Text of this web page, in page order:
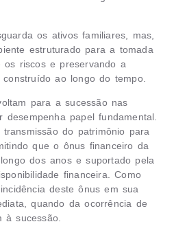
os ativos familiares, mas,
estruturado para a tomada
os riscos e preservando a
ao longo do tempo.
para a sucessão nas
papel fundamental.
do patrimônio para
que o ônus financeiro da
dos anos e suportado pela
financeira. Como
deste ônus em sua
quando da ocorrência de
à sucessão.